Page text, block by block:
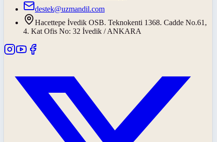
destek@uzmandil.com
Hacettepe İvedik OSB. Teknokenti 1368. Cadde No.61,
4. Kat Ofis No: 32 İvedik / ANKARA